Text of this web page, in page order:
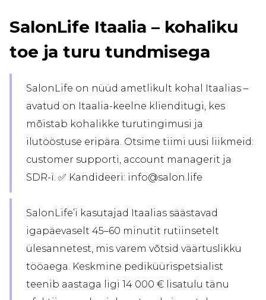
SalonLife Itaalia – kohaliku
toe ja turu tundmisega
SalonLife on nüüd ametlikult kohal Itaalias –
avatud on Itaalia-keelne klienditugi, kes
mõistab kohalikke turutingimusi ja
ilutööstuse eripära. Otsime tiimi uusi liikmeid:
customer supporti, account managerit ja
SDR-i. ✅ Kandideeri: info@salon.life
SalonLife’i kasutajad Itaalias säästavad
igapäevaselt 45–60 minutit rutiinsetelt
ülesannetest, mis varem võtsid väärtuslikku
tööaega. Keskmine pediküürispetsialist
teenib aastaga ligi 14 000 € lisatulu tänu